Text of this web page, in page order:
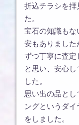
折込チラシを拝
た。
宝石の知識もな
安もありました
ずつ丁寧に査定
と思い、安心
した。
思い出の品と
ングというダ
をしました。